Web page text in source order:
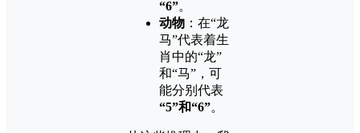
“6”。
动物 ：在“龙
马”代表着生
肖中的“龙”
和“马”，可
能分别代表
“5”和“6”。